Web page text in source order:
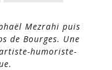
Mezrahi puis
de Bourges. Une
humoriste-